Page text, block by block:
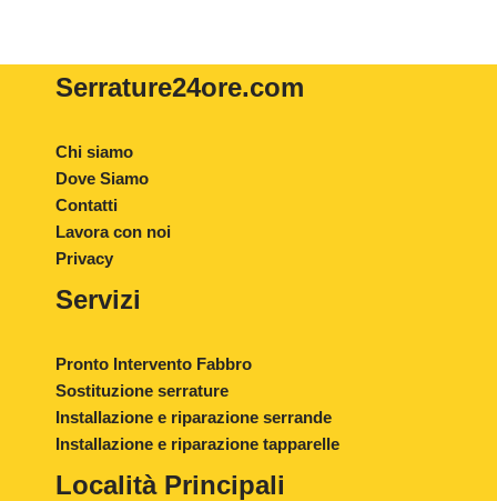
Serrature24ore.com
Chi siamo
Dove Siamo
Contatti
Lavora con noi
Privacy
Servizi
Pronto Intervento Fabbro
Sostituzione serrature
Installazione e riparazione serrande
Installazione e riparazione tapparelle
Località Principali